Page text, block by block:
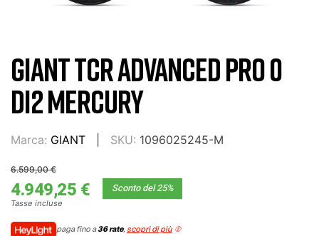
GIANT TCR ADVANCED PRO 0
DI2 MERCURY
Marca: GIANT SKU: 1096025245-M
6.599,00 €
4.949,25 € Sconto del 25%
Tasse incluse
paga fino a36 rate, scopri di più